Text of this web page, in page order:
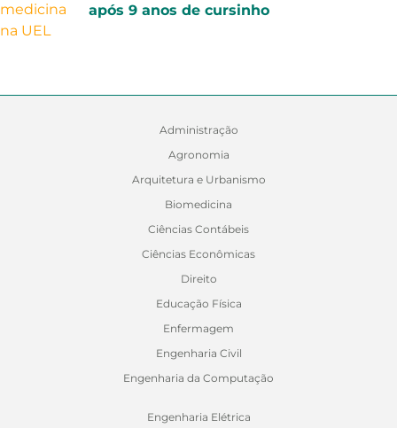
após 9 anos de cursinho
Administração
Agronomia
Arquitetura e Urbanismo
Biomedicina
Ciências Contábeis
Ciências Econômicas
Direito
Educação Física
Enfermagem
Engenharia Civil
Engenharia da Computação
Engenharia Elétrica